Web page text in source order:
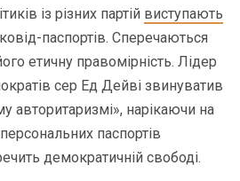
із різних партій виступають
паспортів. Сперечаються
етичну правомірність. Лідер
сер Ед Дейві звинуватив
авторитаризмі», нарікаючи на
паспортів
демократичній свободі.